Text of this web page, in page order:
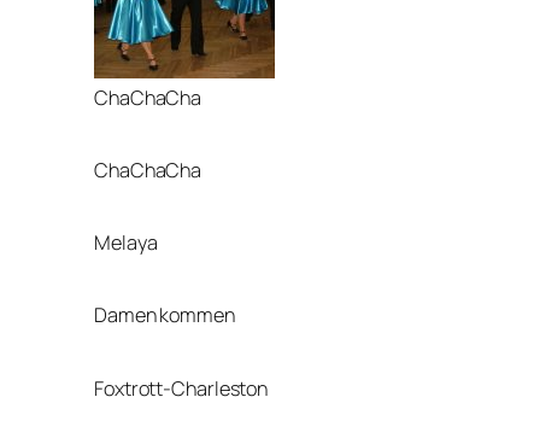
ChaChaCha
ChaChaCha
Melaya
Damen kommen
Foxtrott-Charleston